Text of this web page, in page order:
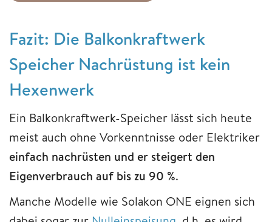
Fazit: Die Balkonkraftwerk
Speicher Nachrüstung ist kein
Hexenwerk
Ein Balkonkraftwerk-Speicher lässt sich heute
meist auch ohne Vorkenntnisse oder Elektriker
einfach nachrüsten und er steigert den
Eigenverbrauch auf bis zu 90 %.
Manche Modelle wie Solakon ONE eignen sich